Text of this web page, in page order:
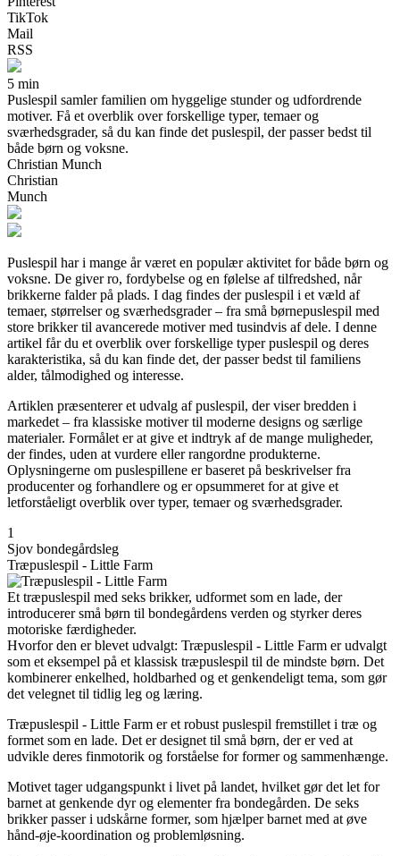
TikTok
Mail
RSS
5 min
Puslespil samler familien om hyggelige stunder og udfordrende
motiver. Få et overblik over forskellige typer, temaer og
sværhedsgrader, så du kan finde det puslespil, der passer bedst til
både børn og voksne.
Christian Munch
Christian
Munch
Puslespil har i mange år været en populær aktivitet for både børn og
voksne. De giver ro, fordybelse og en følelse af tilfredshed, når
brikkerne falder på plads. I dag findes der puslespil i et væld af
temaer, størrelser og sværhedsgrader – fra små børnepuslespil med
store brikker til avancerede motiver med tusindvis af dele. I denne
artikel får du et overblik over forskellige typer puslespil og deres
karakteristika, så du kan finde det, der passer bedst til familiens
alder, tålmodighed og interesse.
Artiklen præsenterer et udvalg af puslespil, der viser bredden i
markedet – fra klassiske motiver til moderne designs og særlige
materialer. Formålet er at give et indtryk af de mange muligheder,
der findes, uden at vurdere eller rangordne produkterne.
Oplysningerne om puslespillene er baseret på beskrivelser fra
producenter og forhandlere og er opsummeret for at give et
letforståeligt overblik over typer, temaer og sværhedsgrader.
1
Sjov bondegårdsleg
Træpuslespil - Little Farm
Et træpuslespil med seks brikker, udformet som en lade, der
introducerer små børn til bondegårdens verden og styrker deres
motoriske færdigheder.
Hvorfor den er blevet udvalgt: Træpuslespil - Little Farm er udvalgt
som et eksempel på et klassisk træpuslespil til de mindste børn. Det
kombinerer enkelhed, holdbarhed og et genkendeligt tema, som gør
det velegnet til tidlig leg og læring.
Træpuslespil - Little Farm er et robust puslespil fremstillet i træ og
formet som en lade. Det er designet til små børn, der er ved at
udvikle deres finmotorik og forståelse for former og sammenhænge.
Motivet tager udgangspunkt i livet på landet, hvilket gør det let for
barnet at genkende dyr og elementer fra bondegården. De seks
brikker passer i udskårne former, som hjælper barnet med at øve
hånd-øje-koordination og problemløsning.